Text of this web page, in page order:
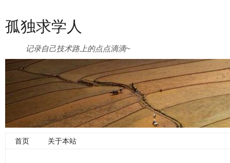
孤独求学人
记录自己技术路上的点点滴滴~
首页 关于本站